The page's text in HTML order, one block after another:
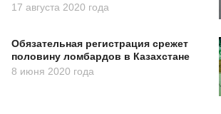
17 августа 2020 года
Обязательная регистрация срежет
половину ломбардов в Казахстане
8 июня 2020 года